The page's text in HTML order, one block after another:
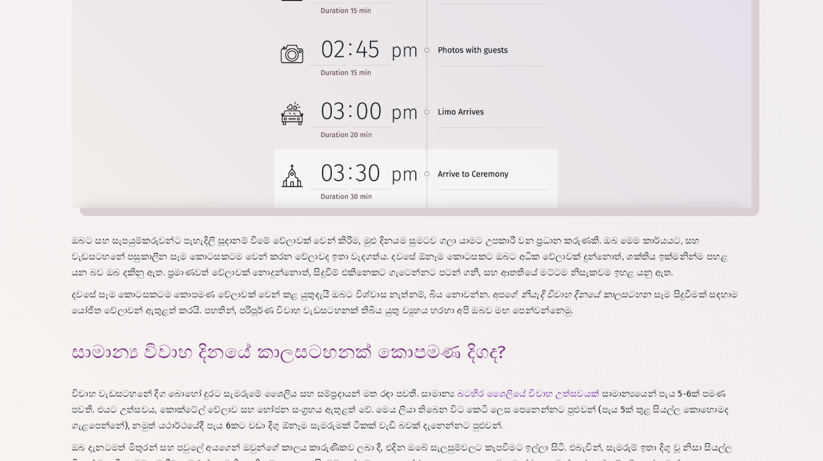
ඔබට සහ සැපයුම්කරුවන්ට පැහැදිලි සූදානම් වීමේ වේලාවක් වෙන් කිරීම, මුළු දිනයම සුමටව ගලා යාමට උපකාරී වන ප්‍රධාන කරුණකි. ඔබ මෙම කාර්යයට, සහ
වැඩසටහනේ පසුකාලීන සෑම කොටසකටම වෙන් කරන වේලාවද ඉතා වැදගත්ය. දවසේ ඕනෑම කොටසකට ඔබට අධික වේලාවක් දුන්නොත්, ශක්තිය ඉක්මනින්ම පහළ
යන බව ඔබ දකිනු ඇත. ප්‍රමාණවත් වේලාවක් නොදුන්නොත්, සිදුවීම් එකිනෙකට ගැටෙන්නට පටන් ගනී, සහ ආතතියේ මට්ටම නිසැකවම ඉහළ යනු ඇත.
දවසේ සෑම කොටසකටම කොපමණ වේලාවක් වෙන් කළ යුතුදැයි ඔබට විශ්වාස නැත්නම්, බිය නොවන්න. අපගේ නියැදි විවාහ දිනයේ කාලසටහනසෑම සිදුවීමක් සඳහාම
යෝජිත වේලාවන් ඇතුළත් කරයි. පහතින්, පරිපූර්ණ විවාහ වැඩසටහනක් තිබිය යුතු ව්‍යුහය හරහා අපි ඔබව මඟ පෙන්වන්නෙමු.
සාමාන්‍ය විවාහ දිනයේ කාලසටහනක් කොපමණ දිගද?
විවාහ වැඩසටහනේ දිග බොහෝ දුරට සැමරුමේ ශෛලිය සහ සම්ප්‍රදායන් මත රඳා පවතී. සාමාන්‍ය බටහිර ශෛලියේ විවාහ උත්සවයක් සාමාන්‍යයෙන් පැය 5-6ක් පමණ
පවතී. එයට උත්සවය, කොක්ටේල් වේලාව සහ භෝජන සංග්‍රහය ඇතුළත් වේ. මෙය ලියා තිබෙන විට කෙටි ලෙස පෙනෙන්නට පුළුවන් (පැය 5ක් තුළ සියල්ල කොහොමද
ගැළපෙන්නේ), නමුත් යථාර්ථයේදී පැය 6කට වඩා දිගු ඕනෑම සැමරුමක් ටිකක් වැඩි බවක් දැනෙන්නට පුළුවන්.
ඔබ දැනටමත් මිතුරන් සහ පවුලේ අයගෙන් ඔවුන්ගේ කාලය කාරුණිකව ලබා දී, එදින ඔබේ සැලසුම්වලට කැපවීමට ඉල්ලා සිටී. එබැවින්, සැමරුම් ඉතා දිගු වූ නිසා සියල්ල